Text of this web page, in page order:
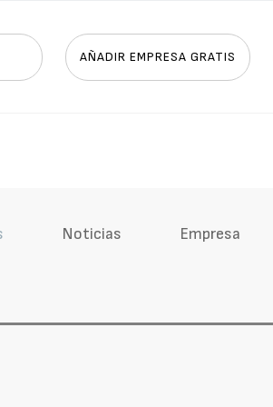
AÑADIR EMPRESA GRATIS
Noticias Empresa